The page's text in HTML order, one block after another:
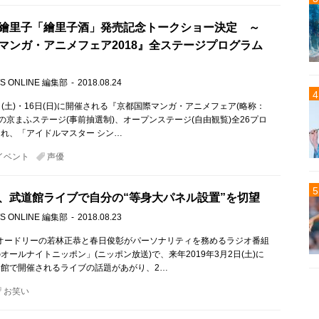
里子「繪里子酒」発売記念トークショー決定 ～
ンガ・アニメフェア2018』全ステージプログラム
ONLINE 編集部 2018.08.24
)・16日(日)に開催される『京都国際マンガ・アニメフェア(略称：
京まふステージ(事前抽選制)、オープンステージ(自由観覧)全26プロ
、「アイドルマスター シン…
ベント 声優
武道館ライブで自分の“等身大パネル設置”を切望
ONLINE 編集部 2018.08.23
ードリーの若林正恭と春日俊彰がパーソナリティを務めるラジオ番組
ールナイトニッポン」(ニッポン放送)で、来年2019年3月2日(土)に
で開催されるライブの話題があがり、2…
お笑い